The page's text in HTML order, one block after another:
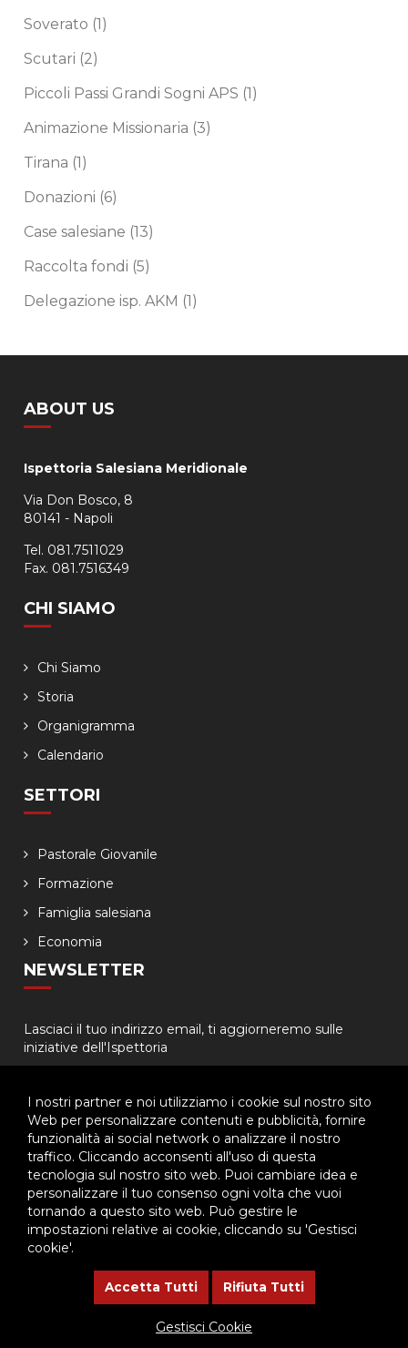
I nostri partner e noi utilizziamo i cookie sul nostro sito
Web per personalizzare contenuti e pubblicità, fornire
funzionalità ai social network o analizzare il nostro
traffico. Cliccando acconsenti all'uso di questa
tecnologia sul nostro sito web. Puoi cambiare idea e
personalizzare il tuo consenso ogni volta che vuoi
tornando a questo sito web. Può gestire le
impostazioni relative ai cookie, cliccando su 'Gestisci
cookie'.
Accetta Tutti Rifiuta Tutti
Gestisci Cookie
Soverato (1)
Scutari (2)
Piccoli Passi Grandi Sogni APS (1)
Animazione Missionaria (3)
Tirana (1)
Donazioni (6)
Case salesiane (13)
Raccolta fondi (5)
Delegazione isp. AKM (1)
ABOUT US
Ispettoria Salesiana Meridionale
Via Don Bosco, 8
80141 - Napoli
Tel. 081.7511029
Fax. 081.7516349
CHI SIAMO
Chi Siamo
Storia
Organigramma
Calendario
SETTORI
Pastorale Giovanile
Formazione
Famiglia salesiana
Economia
NEWSLETTER
Lasciaci il tuo indirizzo email, ti aggiorneremo sulle
iniziative dell'Ispettoria
© 2026 - Ispettoria Salesiana Meridionale - All rights reserved. | P.IVA
80057280630 |
Privacy & Cookie Policy - Gestisci Cookie
Questo plugin utilizza cookie per raccogliere dati e cookie di
terze parti per migliorare l'esperienza utente. Per visualizzare il
plugin è necessario dare il consenso.
Clicca qui per modificare le preferenze sulla Cookie Policy